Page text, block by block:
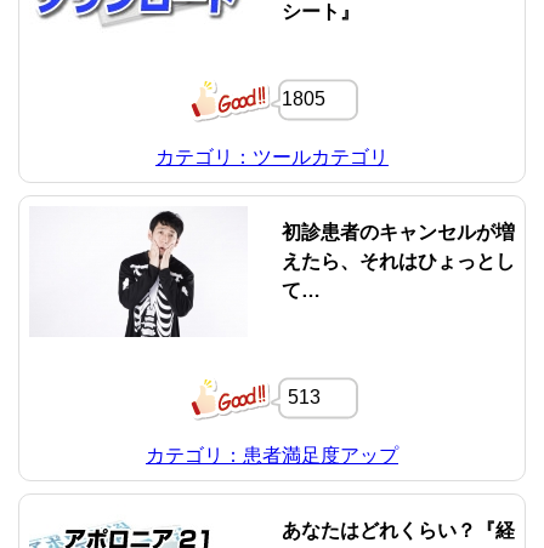
シート』
1805
カテゴリ：ツールカテゴリ
初診患者のキャンセルが増
えたら、それはひょっとし
て…
513
カテゴリ：患者満足度アップ
あなたはどれくらい？『経